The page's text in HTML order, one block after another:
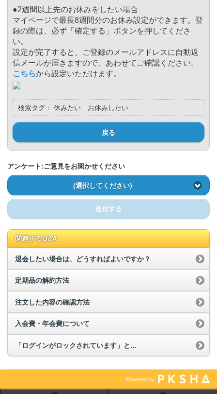
●2週間以上先のお休みをしたい場合
マイページで最長8週間分のお休み設定ができます。登
録の際は、必ず「確定する」ボタンを押してくださ
い。
設定が完了すると、ご登録のメールアドレスに自動返
信メールが届きますので、あわせてご確認ください。
こちらから設定いただけます。
検索タグ： 休みたい お休みしたい
戻る
アンケート:ご意見をお聞かせください
(選択してください)
送信する
関連するQ&A
退会したい場合は、どうすればよいですか？
定期品の解約方法
注文した内容の確認方法
入会費・年会費について
「ログインがロックされています」と...
Powered by